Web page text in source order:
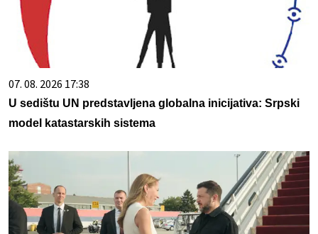
07. 08. 2026 17:38
U sedištu UN predstavljena globalna inicijativa: Srpski
model katastarskih sistema